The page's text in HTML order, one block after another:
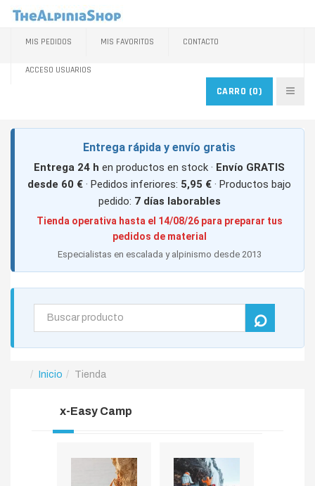
MIS PEDIDOS MIS FAVORITOS CONTACTO
ACCESO USUARIOS
CARRO (0)
Entrega rápida y envío gratis
Entrega 24 h en productos en stock · Envío GRATIS
desde 60 € · Pedidos inferiores: 5,95 € · Productos bajo
pedido: 7 días laborables
Tienda operativa hasta el 14/08/26 para preparar tus
pedidos de material
Especialistas en escalada y alpinismo desde 2013
Inicio Tienda
x-Easy Camp